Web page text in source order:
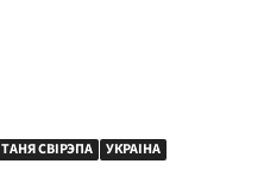
ТАНЯ СВІРЭПА УКРАІНА